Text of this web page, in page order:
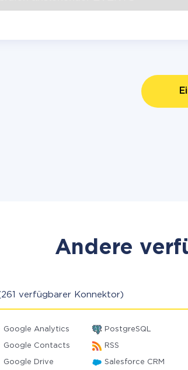
Andere
verfügbarer Konnektor)
Google Analytics PostgreSQL
Google Contacts RSS
Google Drive Salesforce CRM